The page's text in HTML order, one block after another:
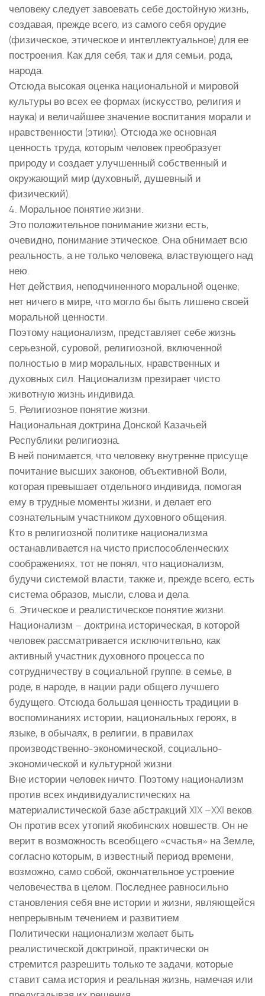
человеку следует завоевать себе достойную жизнь,
создавая, прежде всего, из самого себя орудие
(физическое, этическое и интеллектуальное) для ее
построения. Как для себя, так и для семьи, рода,
народа.
Отсюда высокая оценка национальной и мировой
культуры во всех ее формах (искусство, религия и
наука) и величайшее значение воспитания морали и
нравственности (этики). Отсюда же основная
ценность труда, которым человек преобразует
природу и создает улучшенный собственный и
окружающий мир (духовный, душевный и
физический).
4. Моральное понятие жизни.
Это положительное понимание жизни есть,
очевидно, понимание этическое. Она обнимает всю
реальность, а не только человека, властвующего над
нею.
Нет действия, неподчиненного моральной оценке;
нет ничего в мире, что могло бы быть лишено своей
моральной ценности.
Поэтому национализм, представляет себе жизнь
серьезной, суровой, религиозной, включенной
полностью в мир моральных, нравственных и
духовных сил. Национализм презирает чисто
животную жизнь индивида.
5. Религиозное понятие жизни.
Национальная доктрина Донской Казачьей
Республики религиозна.
В ней понимается, что человеку внутренне присуще
почитание высших законов, объективной Воли,
которая превышает отдельного индивида, помогая
ему в трудные моменты жизни, и делает его
сознательным участником духовного общения.
Кто в религиозной политике национализма
останавливается на чисто приспособленческих
соображениях, тот не понял, что национализм,
будучи системой власти, также и, прежде всего, есть
система образов, мысли, слова и дела.
6. Этическое и реалистическое понятие жизни.
Национализм – доктрина историческая, в которой
человек рассматривается исключительно, как
активный участник духовного процесса по
сотрудничеству в социальной группе: в семье, в
роде, в народе, в нации ради общего лучшего
будущего. Отсюда большая ценность традиции в
воспоминаниях истории, национальных героях, в
языке, в обычаях, в религии, в правилах
производственно-экономической, социально-
экономической и культурной жизни.
Вне истории человек ничто. Поэтому национализм
против всех индивидуалистических на
материалистической базе абстракций XIX –XXI веков.
Он против всех утопий якобинских новшеств. Он не
верит в возможность всеобщего «счастья» на Земле,
согласно которым, в известный период времени,
возможно, само собой, окончательное устроение
человечества в целом. Последнее равносильно
становления себя вне истории и жизни, являющейся
непрерывным течением и развитием.
Политически национализм желает быть
реалистической доктриной, практически он
стремится разрешить только те задачи, которые
ставит сама история и реальная жизнь, намечая или